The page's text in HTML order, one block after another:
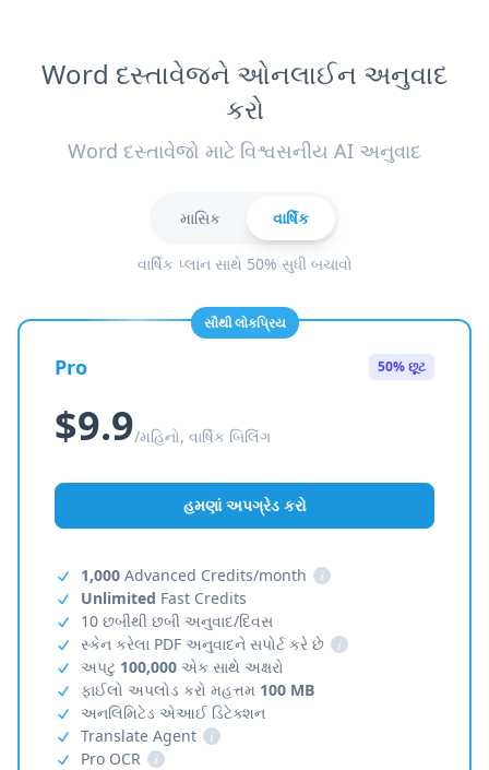
Word દસ્તાવેજને ઓનલાઈન અનુવાદ
કરો
Word દસ્તાવેજો માટે વિશ્વસનીય AI અનુવાદ
માસિક વાર્ષિક
વાર્ષિક પ્લાન સાથે 50% સુધી બચાવો
સૌથી લોકપ્રિય
Pro 50% છૂટ
$9.9/મહિનો, વાર્ષિક બિલિંગ
હમણાં અપગ્રેડ કરો
1,000 Advanced Credits/month
i
Unlimited Fast Credits
10 છબીથી છબી અનુવાદ/દિવસ
સ્કેન કરેલા PDF અનુવાદને સપોર્ટ કરે છે
i
અપટુ 100,000 એક સાથે અક્ષરો
ફાઈલો અપલોડ કરો મહત્તમ 100 MB
અનલિમિટેડ એઆઈ ડિટેક્શન
Translate Agent
i
Pro OCR
i